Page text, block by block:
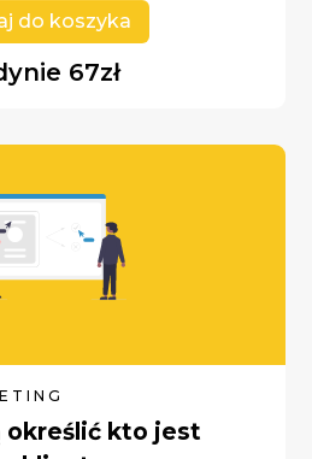
do koszyka
67zł
określić kto jest